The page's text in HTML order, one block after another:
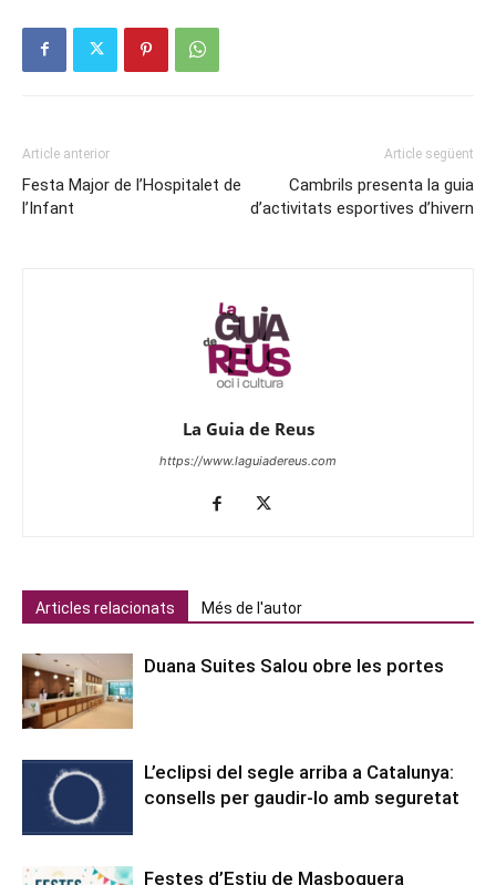
Article anterior
Festa Major de l’Hospitalet de
l’Infant
Article següent
Cambrils presenta la guia
d’activitats esportives d’hivern
La Guia de Reus
https://www.laguiadereus.com
Articles relacionats Més de l'autor
Duana Suites Salou obre les portes
L’eclipsi del segle arriba a Catalunya:
consells per gaudir-lo amb seguretat
Festes d’Estiu de Masboquera